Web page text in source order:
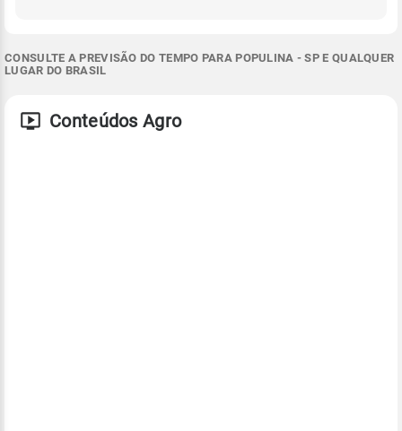
CONSULTE A PREVISÃO DO TEMPO PARA POPULINA - SP E QUALQUER
LUGAR DO BRASIL
Conteúdos Agro